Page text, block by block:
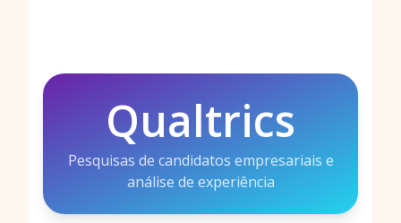
Qualtrics
Pesquisas de candidatos empresariais e
análise de experiência